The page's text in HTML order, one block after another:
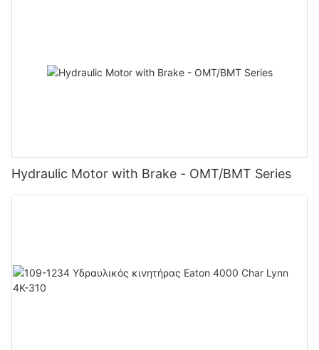
Hydraulic Motor with Brake - OMT/BMT Series